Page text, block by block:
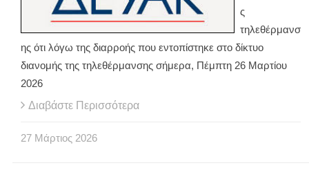
ς
τηλεθέρμανσ
ης ότι λόγω της διαρροής που εντοπίστηκε στο δίκτυο
διανομής της τηλεθέρμανσης σήμερα, Πέμπτη 26 Μαρτίου
2026
Διαβάστε Περισσότερα
27 Μάρτιος 2026